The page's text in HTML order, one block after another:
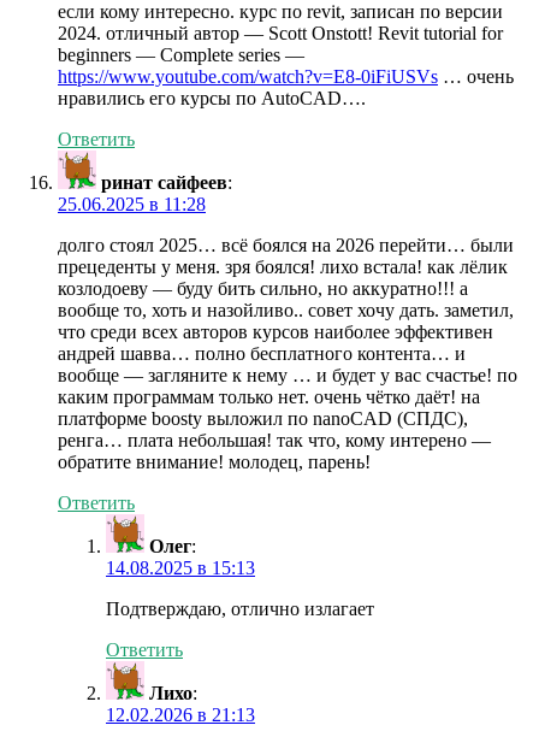
если кому интересно. курс по revit, записан по версии
2024. отличный автор — Scott Onstott! Revit tutorial for
beginners — Complete series —
https://www.youtube.com/watch?v=E8-0iFiUSVs … очень
нравились его курсы по AutoCAD….
Ответить
ринат сайфеев:
25.06.2025 в 11:28
долго стоял 2025… всё боялся на 2026 перейти… были
прецеденты у меня. зря боялся! лихо встала! как лёлик
козлодоеву — буду бить сильно, но аккуратно!!! а
вообще то, хоть и назойливо.. совет хочу дать. заметил,
что среди всех авторов курсов наиболее эффективен
андрей шавва… полно бесплатного контента… и
вообще — загляните к нему … и будет у вас счастье! по
каким программам только нет. очень чётко даёт! на
платформе boosty выложил по nanoCAD (СПДС),
ренга… плата небольшая! так что, кому интерено —
обратите внимание! молодец, парень!
Ответить
Олег:
14.08.2025 в 15:13
Подтверждаю, отлично излагает
Ответить
Лихо:
12.02.2026 в 21:13